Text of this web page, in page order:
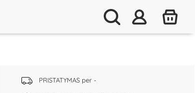
PRISTATYMAS per -